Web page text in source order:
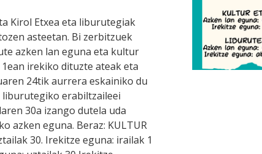
Kirol Etxea eta liburutegiak
asteetan. Bi zerbitzuek
azken lan eguna eta kultur
irekiko dituzte ateak eta
24tik aurrera eskainiko du
erabiltzaileei
30a izango dutela uda
azken eguna. Beraz: KULTUR
30. Irekitze eguna: irailak 1